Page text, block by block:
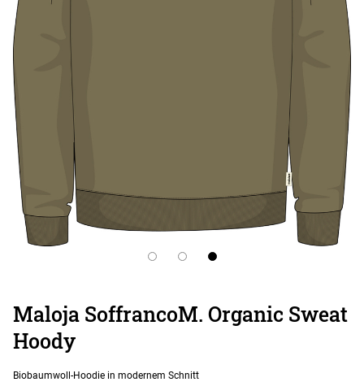
Maloja SoffrancoM. Organic Sweat
Hoody
Biobaumwoll-Hoodie in modernem Schnitt